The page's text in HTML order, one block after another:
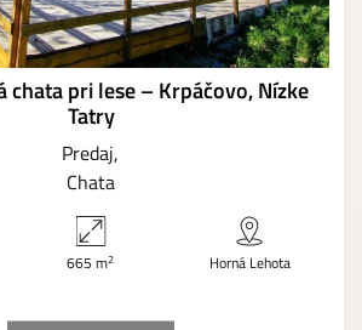
chata pri lese – Krpáčovo, Nízke
Tatry
Predaj
Chata
665 m2 Horná Lehota